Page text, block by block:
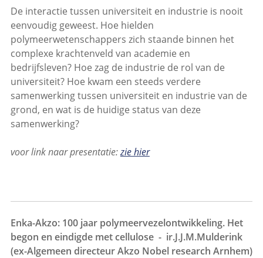
De interactie tussen universiteit en industrie is nooit
eenvoudig geweest. Hoe hielden
polymeerwetenschappers zich staande binnen het
complexe krachtenveld van academie en
bedrijfsleven? Hoe zag de industrie de rol van de
universiteit? Hoe kwam een steeds verdere
samenwerking tussen universiteit en industrie van de
grond, en wat is de huidige status van deze
samenwerking?
voor link naar presentatie:zie hier
Enka-Akzo: 100 jaar polymeervezelontwikkeling. Het
begon en eindigde met cellulose - ir.J.J.M.Mulderink
(ex-Algemeen directeur Akzo Nobel research Arnhem)